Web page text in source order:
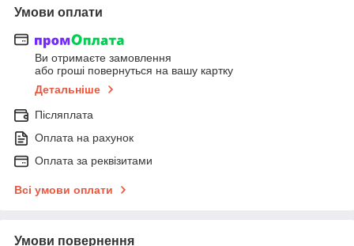
Умови оплати
Ви отримаєте замовлення
або гроші повернуться на вашу картку
Детальніше
Післяплата
Оплата на рахунок
Оплата за реквізитами
Всі умови оплати
Умови повернення